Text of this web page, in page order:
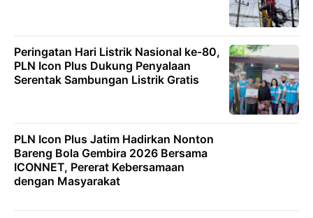
Peringatan Hari Listrik Nasional ke-80,
PLN Icon Plus Dukung Penyalaan
Serentak Sambungan Listrik Gratis
PLN Icon Plus Jatim Hadirkan Nonton
Bareng Bola Gembira 2026 Bersama
ICONNET, Pererat Kebersamaan
dengan Masyarakat